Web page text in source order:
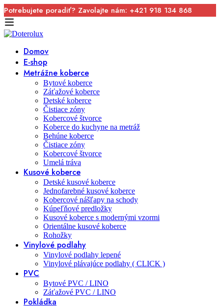
Potrebujete poradiť? Zavolajte nám: +421 918 134 868
Domov
E-shop
Metrážne koberce
Bytové koberce
Záťažové koberce
Detské koberce
Čistiace zóny
Kobercové štvorce
Koberce do kuchyne na metráž
Behúne koberce
Čistiace zóny
Kobercové štvorce
Umelá tráva
Kusové koberce
Detské kusové koberce
Jednofarebné kusové koberce
Kobercové nášľapy na schody
Kúpeľňové predložky
Kusové koberce s modernými vzormi
Orientálne kusové koberce
Rohožky
Vinylové podlahy
Vinylové podlahy lepené
Vinylové plávajúce podlahy ( CLICK )
PVC
Bytové PVC / LINO
Záťažové PVC / LINO
Pokládka